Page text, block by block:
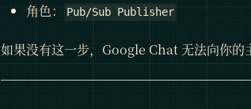
角色： Pub/Sub Publisher
如果没有这一步，Google Chat 无法向你